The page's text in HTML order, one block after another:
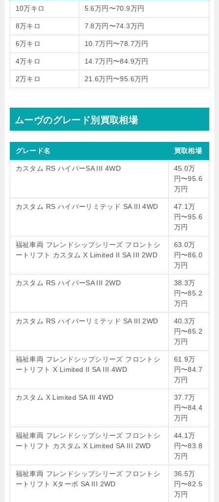
10万キロ 5.6万円〜70.9万円
8万キロ 7.8万円〜74.3万円
6万キロ 10.7万円〜78.7万円
4万キロ 14.7万円〜84.9万円
2万キロ 21.6万円〜95.6万円
ムーヴのグレード別買取相場
グレード名 買取相場
カスタム RS ハイパーSA III 4WD
45.0万
円〜95.6
万円
カスタム RS ハイパーリミテッド SA III 4WD
47.1万
円〜95.6
万円
福祉車両 フレンドシップシリーズ フロントシ
ートリフト カスタム X Limited II SA III 2WD
63.0万
円〜86.0
万円
カスタム RS ハイパーSA III 2WD
38.3万
円〜85.2
万円
カスタム RS ハイパーリミテッド SA III 2WD
40.3万
円〜85.2
万円
福祉車両 フレンドシップシリーズ フロントシ
ートリフト X Limited II SA III 4WD
61.9万
円〜84.7
万円
カスタム X Limited SA III 4WD
37.7万
円〜84.4
万円
福祉車両 フレンドシップシリーズ フロントシ
ートリフト カスタム X Limited SA III 2WD
44.1万
円〜83.8
万円
福祉車両 フレンドシップシリーズ フロントシ
ートリフト Xターボ SA III 2WD
36.5万
円〜82.5
万円